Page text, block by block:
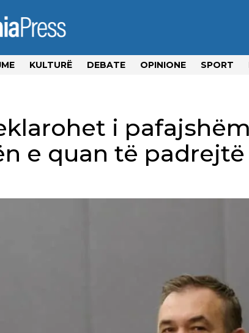
KULTURË DEBATE OPINIONE SPORT
i
e quan të padrejtë